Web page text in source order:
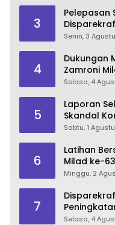
3
Pelepasan
Pariwisata
Senin, 3
4
Dukungan
Zamroni
Selasa, 4
5
Laporan
Skandal
Sabtu, 1
6
Latihan
Milad ke-
Lestarikan
Minggu, 2
7
Studi S3
Selasa, 4